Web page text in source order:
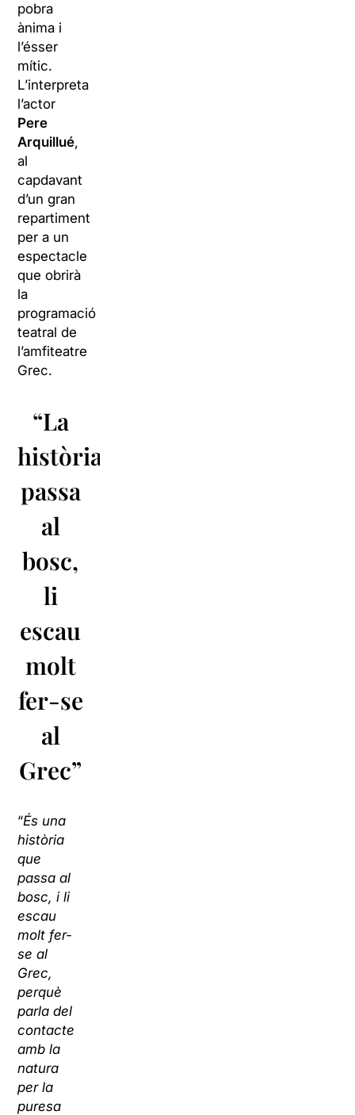
pobra
ànima i
l’ésser
mític.
L’interpreta
l’actor
Pere
Arquillué,
al
capdavant
d’un gran
repartiment
per a un
espectacle
que obrirà
la
programació
teatral de
l’amfiteatre
Grec.
“La
història
passa
al
bosc,
li
escau
molt
fer-se
al
Grec”
“És una
història
que
passa al
bosc, i li
escau
molt fer-
se al
Grec,
perquè
parla del
contacte
amb la
natura
per la
puresa